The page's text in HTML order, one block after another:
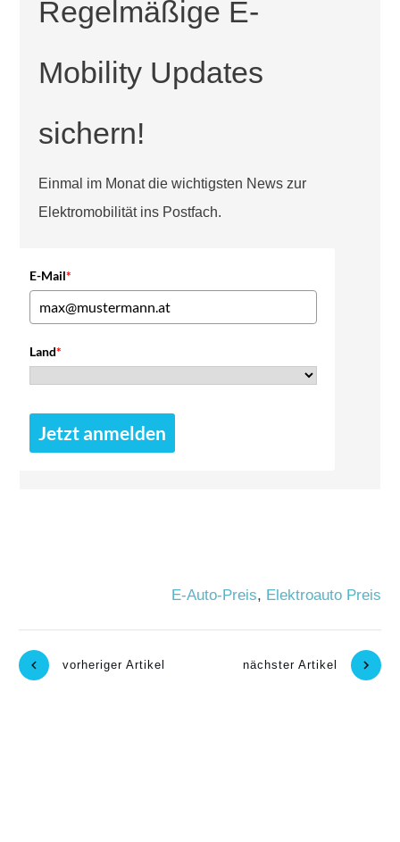
Regelmäßige E-
Mobility Updates
sichern!
Einmal im Monat die wichtigsten News zur
Elektromobilität ins Postfach.
E-Mail*
Land*
Jetzt anmelden
E-Auto-Preis, Elektroauto Preis
vorheriger Artikel nächster Artikel